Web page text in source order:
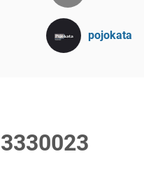
pojokata
3330023